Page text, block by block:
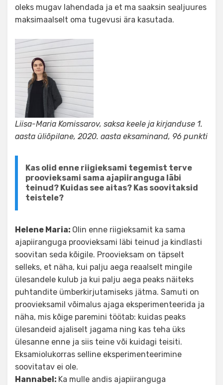
oleks mugav lahendada ja et ma saaksin sealjuures
maksimaalselt oma tugevusi ära kasutada.
Liisa-Maria Komissarov, saksa keele ja kirjanduse 1.
aasta üliõpilane, 2020. aasta eksaminand, 96 punkti
Kas olid enne riigieksami tegemist terve
proovieksami sama ajapiiranguga läbi
teinud? Kuidas see aitas? Kas soovitaksid
teistele?
Helene Maria: Olin enne riigieksamit ka sama
ajapiiranguga proovieksami läbi teinud ja kindlasti
soovitan seda kõigile. Proovieksam on täpselt
selleks, et näha, kui palju aega reaalselt mingile
ülesandele kulub ja kui palju aega peaks näiteks
puhtandite ümberkirjutamiseks jätma. Samuti on
proovieksamil võimalus ajaga eksperimenteerida ja
näha, mis kõige paremini töötab: kuidas peaks
ülesandeid ajaliselt jagama ning kas teha üks
ülesanne enne ja siis teine või kuidagi teisiti.
Eksamiolukorras selline eksperimenteerimine
soovitatav ei ole.
Hannabel: Ka mulle andis ajapiiranguga